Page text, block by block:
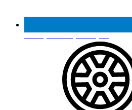
Реестр МинПромТорга